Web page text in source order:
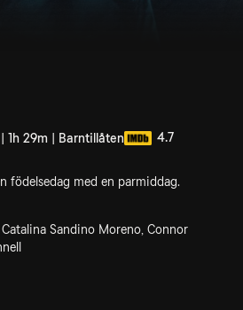
1h 29m | Barntillåten 4.7
födelsedag med en parmiddag.
Sandino Moreno, Connor